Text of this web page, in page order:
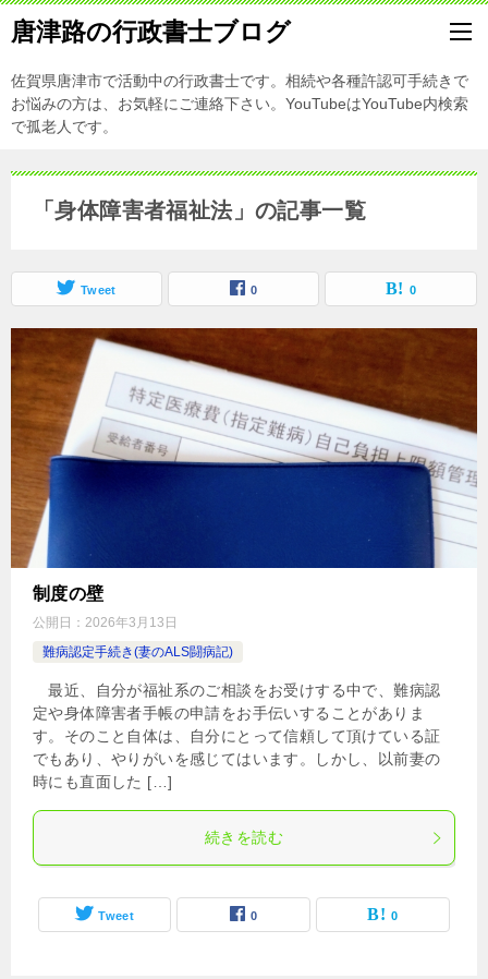
唐津路の行政書士ブログ
佐賀県唐津市で活動中の行政書士です。相続や各種許認可手続きで
お悩みの方は、お気軽にご連絡下さい。YouTubeはYouTube内検索
で孤老人です。
「身体障害者福祉法」の記事一覧
Tweet 0 0
制度の壁
公開日： 2026年3月13日
難病認定手続き(妻のALS闘病記)
最近、自分が福祉系のご相談をお受けする中で、難病認
定や身体障害者手帳の申請をお手伝いすることがありま
す。そのこと自体は、自分にとって信頼して頂けている証
でもあり、やりがいを感じてはいます。しかし、以前妻の
時にも直面した […]
続きを読む
Tweet 0 0